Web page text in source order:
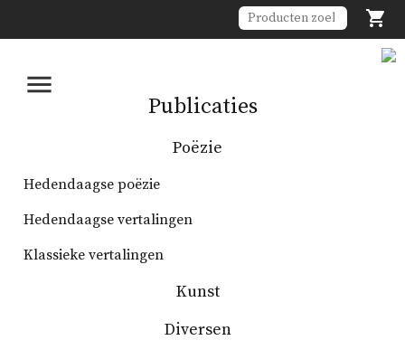


Publicaties
Poëzie
Hedendaagse poëzie
Hedendaagse vertalingen
Klassieke vertalingen
Kunst
Diversen